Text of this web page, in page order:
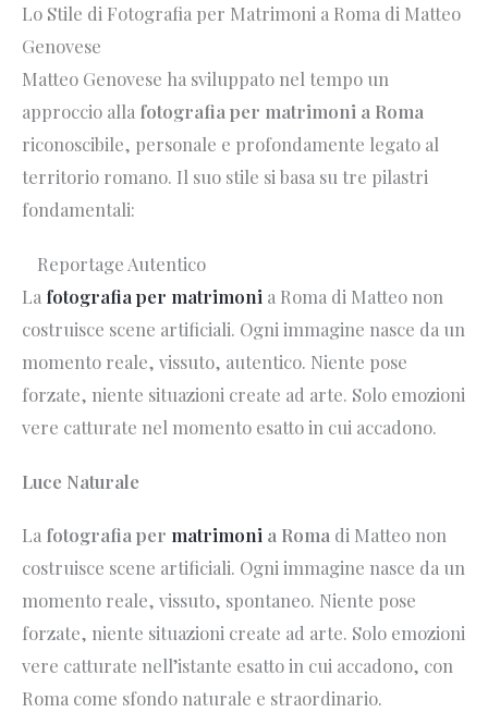
Lo Stile di Fotografia per Matrimoni a Roma di Matteo
Genovese
Matteo Genovese ha sviluppato nel tempo un
approccio alla fotografia per matrimoni a Roma
riconoscibile, personale e profondamente legato al
territorio romano. Il suo stile si basa su tre pilastri
fondamentali:
Reportage Autentico
La fotografia per matrimoni a Roma di Matteo non
costruisce scene artificiali. Ogni immagine nasce da un
momento reale, vissuto, autentico. Niente pose
forzate, niente situazioni create ad arte. Solo emozioni
vere catturate nel momento esatto in cui accadono.
Luce Naturale
La fotografia per matrimoni a Roma di Matteo non
costruisce scene artificiali. Ogni immagine nasce da un
momento reale, vissuto, spontaneo. Niente pose
forzate, niente situazioni create ad arte. Solo emozioni
vere catturate nell’istante esatto in cui accadono, con
Roma come sfondo naturale e straordinario.